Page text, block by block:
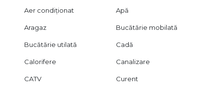
Aer condiționat Apă
Aragaz Bucătărie mobilată
Bucătărie utilată Cadă
Calorifere Canalizare
CATV Curent